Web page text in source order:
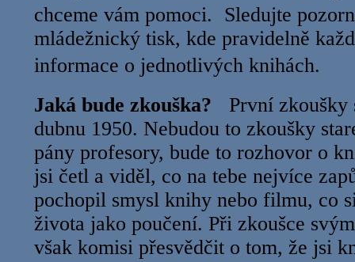
chceme vám pomoci. Sledujte
mládežnický tisk, kde pravidelně
informace o jednotlivých
Jaká bude zkouška? První zkoušky
dubnu 1950. Nebudou to zkoušky
pány profesory, bude to rozhovor o
jsi četl a viděl, co na tebe nejvíce
pochopil smysl knihy nebo filmu, co
života jako poučení. Při zkoušce
však komisi přesvědčit o tom, že jsi